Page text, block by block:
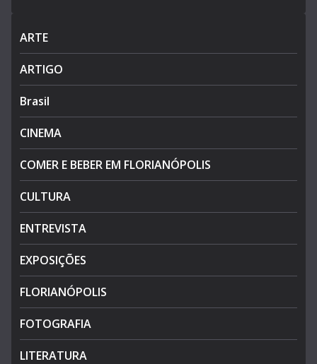
ARTE
ARTIGO
Brasil
CINEMA
COMER E BEBER EM FLORIANÓPOLIS
CULTURA
ENTREVISTA
EXPOSIÇÕES
FLORIANÓPOLIS
FOTOGRAFIA
LITERATURA